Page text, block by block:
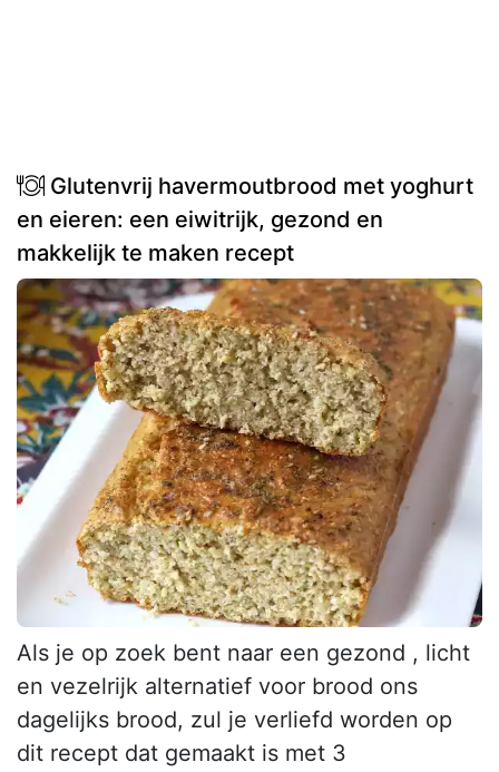
Glutenvrij havermoutbrood met yoghurt
en eieren: een eiwitrijk, gezond en
makkelijk te maken recept
Als je op zoek bent naar een gezond , licht
en vezelrijk alternatief voor brood ons
dagelijks brood, zul je verliefd worden op
dit recept dat gemaakt is met 3